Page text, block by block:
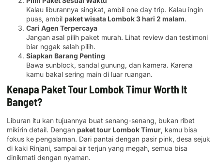
Kalau liburannya singkat, ambil one day trip. Kalau ingin
puas, ambil paket wisata Lombok 3 hari 2 malam.
Cari Agen Terpercaya
Jangan asal pilih paket murah. Lihat review dan testimoni
biar nggak salah pilih.
Siapkan Barang Penting
Bawa sunblock, sandal gunung, dan kamera. Karena
kamu bakal sering main di luar ruangan.
Kenapa Paket Tour Lombok Timur Worth It
Banget?
Liburan itu kan tujuannya buat senang-senang, bukan ribet
mikirin detail. Dengan paket tour Lombok Timur, kamu bisa
fokus ke pengalaman. Dari pantai dengan pasir pink, desa sejuk
di kaki Rinjani, sampai air terjun yang megah, semua bisa
dinikmati dengan nyaman.